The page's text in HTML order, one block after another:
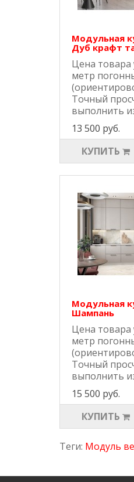
Модульная
Дуб крафт
Цена товара
метр
Точный
выполнить
13 500 руб.
КУПИТЬ
Модульная
Шампань
Цена товара
метр
Точный
выполнить
15 500 руб.
КУПИТЬ
Теги: Модуль